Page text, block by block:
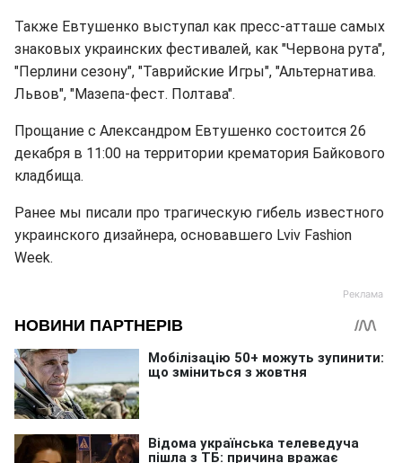
Также Евтушенко выступал как пресс-атташе самых
знаковых украинских фестивалей, как "Червона рута",
"Перлини сезону", "Таврийские Игры", "Альтернатива.
Львов", "Мазепа-фест. Полтава".
Прощание с Александром Евтушенко состоится 26
декабря в 11:00 на территории крематория Байкового
кладбища.
Ранее мы писали про трагическую гибель известного
украинского дизайнера, основавшего Lviv Fashion
Week.